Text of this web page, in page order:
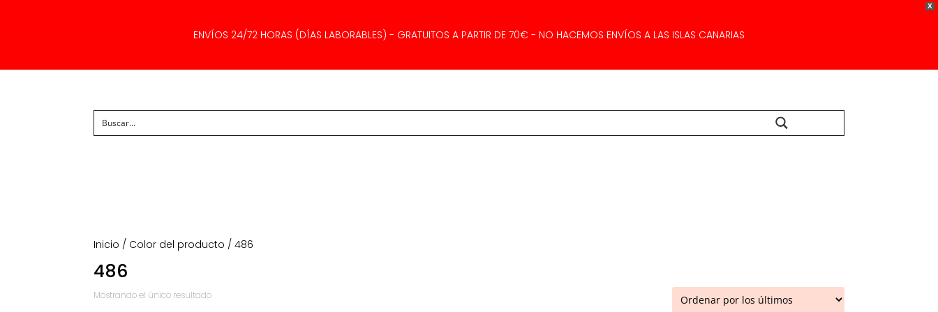
X
ENVÍOS 24/72 HORAS (DÍAS LABORABLES) - GRATUITOS A PARTIR DE 70€ - NO HACEMOS ENVÍOS A LAS ISLAS CANARIAS
Inicio / Color del producto / 486
486
Mostrando el único resultado